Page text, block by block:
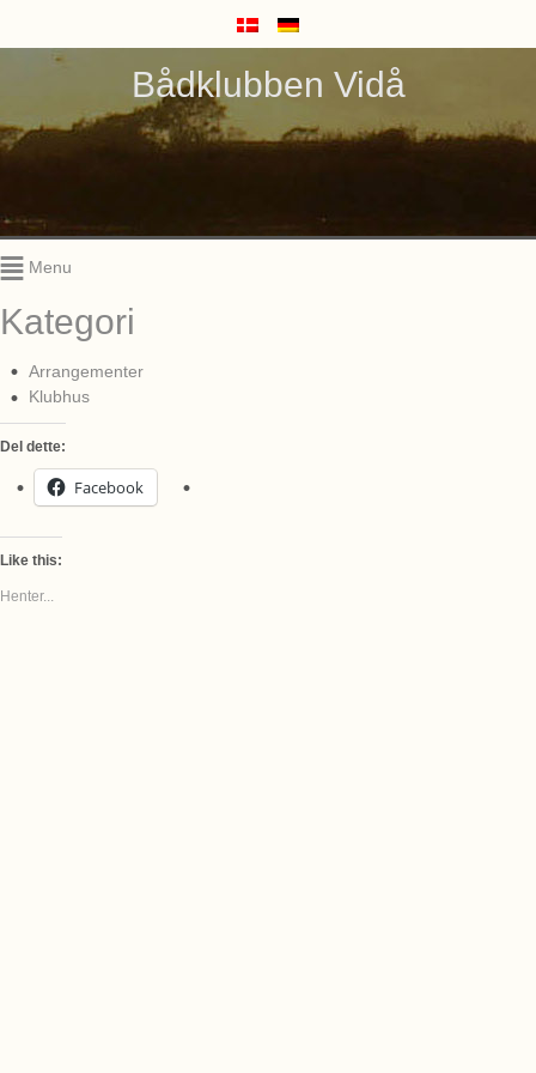
Bådklubben Vidå
Menu
Kategori
Arrangementer
Klubhus
Del dette:
Facebook
Like this:
Henter...